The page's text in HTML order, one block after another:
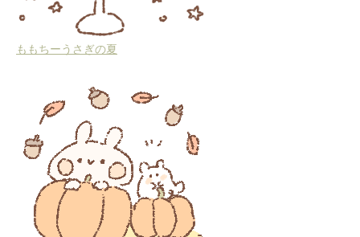
ももちーうさぎの夏